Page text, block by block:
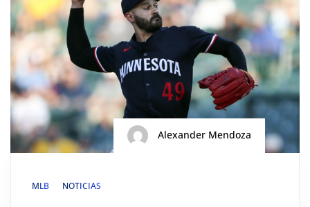
Alexander Mendoza
MLB NOTICIAS